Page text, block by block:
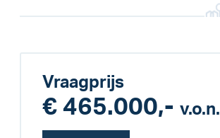
Vraagprijs
€ 465.000,- v.o.n.